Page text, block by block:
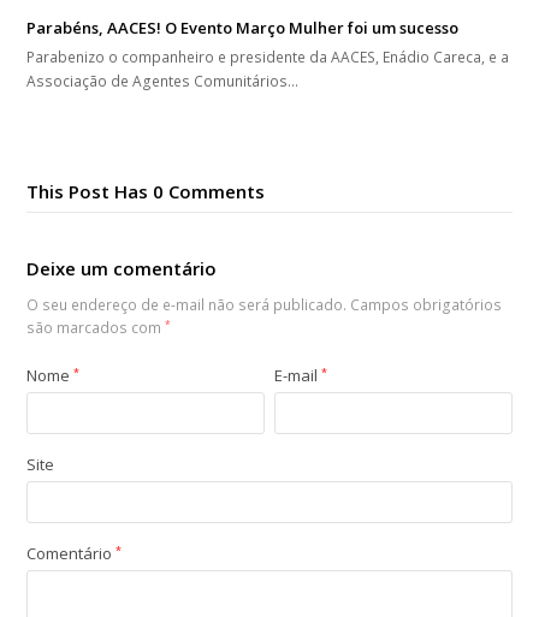
Parabéns, AACES! O Evento Março Mulher foi um sucesso
Parabenizo o companheiro e presidente da AACES, Enádio Careca, e a
Associação de Agentes Comunitários…
This Post Has 0 Comments
Deixe um comentário
O seu endereço de e-mail não será publicado. Campos obrigatórios
são marcados com*
Nome* E-mail*
Site
Comentário*